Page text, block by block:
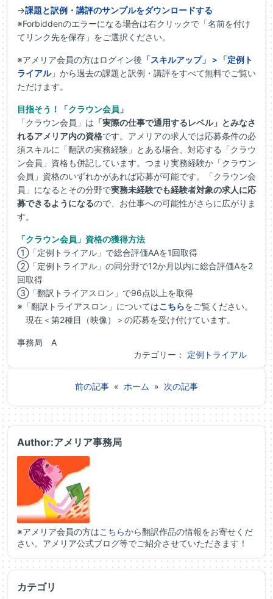
→課題と訳例・講評のサンプルをダウンロードする
※Forbiddenのエラーになる場合は右クリックで「名前を付け
てリンク先を保存」をご選択ください。
※アメリア会員の方はログイン後 「スキルアップ」＞「定例ト
ライアル」から過去の課題と訳例・講評をすべて無料でご覧い
ただけます。
目指そう！「クラウン会員」
「クラウン会員」は 「実際の仕事で通用するレベル」とみなさ
れるアメリア内の資格です。アメリアの求人では応募条件の必
須スキルに「翻訳の実務経験」とある場合、対応する「クラウ
ン会員」資格も併記しています。つまり実務経験か「クラウン
会員」資格のいずれかがあれば応募が可能です。「クラウン会
員」になるとその分野で実務未経験でも経験者対象の求人に応
募できるようになるので、お仕事への可能性がさらに広がりま
す。
「クラウン会員」資格の獲得方法
①「定例トライアル」で総合評価AAを1回取得
②「定例トライアル」の同分野で12か月以内に総合評価Aを2
回取得
③「翻訳トライアスロン」で96点以上を取得
※「翻訳トライアスロン」についてはこちらをご覧ください。
現在＜第2種目（映像）＞の応募を受け付けています。
事務局 A
カテゴリー： 定例トライアル
前の記事 « ホーム » 次の記事
Author:アメリア事務局
※アメリア会員の方はこちらから翻訳作品の情報をお寄せくだ
さい。アメリア公式ブログ等でご紹介させていただきます！
カテゴリ